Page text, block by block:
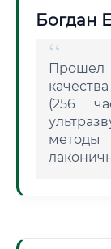
Богдан
(256